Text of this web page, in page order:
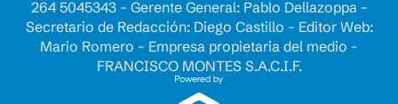
264 5045343 - Gerente General: Pablo Dellazoppa -
Secretario de Redacción: Diego Castillo - Editor Web:
Mario Romero - Empresa propietaria del medio -
FRANCISCO MONTES S.A.C.I.F.